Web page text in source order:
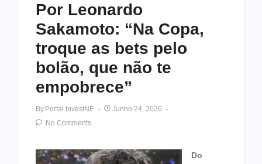
Por Leonardo
Sakamoto: “Na Copa,
troque as bets pelo
bolão, que não te
empobrece”
By Portal InvestNE
Junho 24, 2026
No Comments
Do